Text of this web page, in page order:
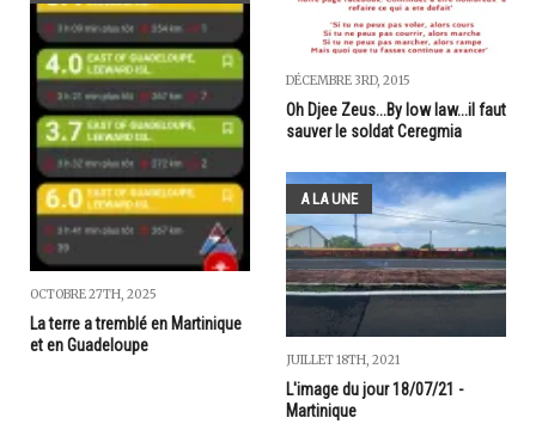
OCTOBRE 27TH, 2025
La terre a tremblé en Martinique
et en Guadeloupe
DÉCEMBRE 3RD, 2015
Oh Djee Zeus...By low law...il faut
sauver le soldat Ceregmia
A LA UNE
JUILLET 18TH, 2021
L'image du jour 18/07/21 -
Martinique